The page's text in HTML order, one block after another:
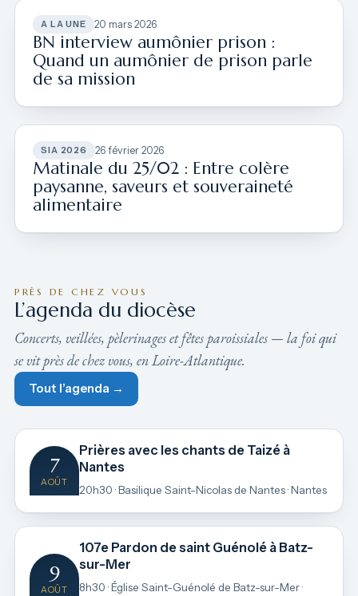
A LA UNE 20 mars 2026
BN interview aumônier prison :
Quand un aumônier de prison parle
de sa mission
SIA 2026 26 février 2026
Matinale du 25/02 : Entre colère
paysanne, saveurs et souveraineté
alimentaire
PRÈS DE CHEZ VOUS
L’agenda du diocèse
Concerts, veillées, pèlerinages et fêtes paroissiales — la foi qui
se vit près de chez vous, en Loire-Atlantique.
Tout l’agenda →
7
AOÛT
Prières avec les chants de Taizé à
Nantes
20h30 · Basilique Saint-Nicolas de Nantes · Nantes
9
AOÛT
107e Pardon de saint Guénolé à Batz-
sur-Mer
8h30 · Église Saint-Guénolé de Batz-sur-Mer ·